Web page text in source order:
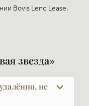
Bovis Lend Lease.
звезда»
не